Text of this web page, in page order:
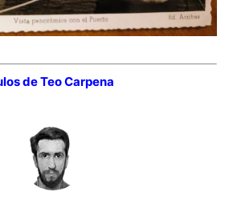
de Teo Carpena